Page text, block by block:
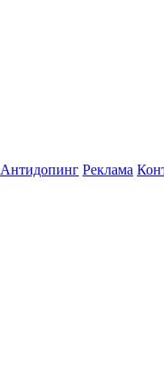
Антидопинг Реклама